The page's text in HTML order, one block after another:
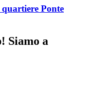
Ponte
Siamo a